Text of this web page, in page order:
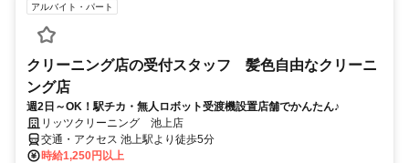
アルバイト・パート
クリーニング店の受付スタッフ 髪色自由なクリーニ
ング店
週2日～OK！駅チカ・無人ロボット受渡機設置店舗でかんたん♪
リッツクリーニング 池上店
交通・アクセス 池上駅より徒歩5分
時給1,250円以上